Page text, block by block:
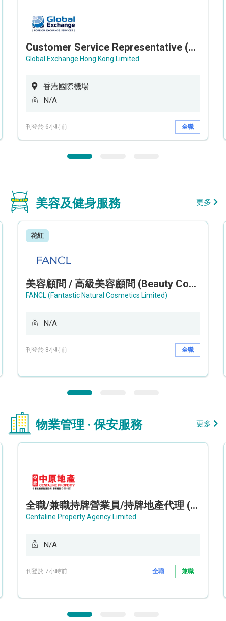
Customer Service Representative (Airport)
Global Exchange Hong Kong Limited
香港國際機場
N/A
刊登於 6小時前 全職
美容及健身服務 更多
花紅
美容顧問 / 高級美容顧問 (Beauty Consultant / Senior Beauty Consultant)
FANCL (Fantastic Natural Cosmetics Limited)
N/A
刊登於 8小時前 全職
物業管理 · 保安服務 更多
全職/兼職持牌營業員/持牌地產代理 (長沙灣/將軍澳/油塘)
Centaline Property Agency Limited
N/A
刊登於 7小時前 全職 兼職